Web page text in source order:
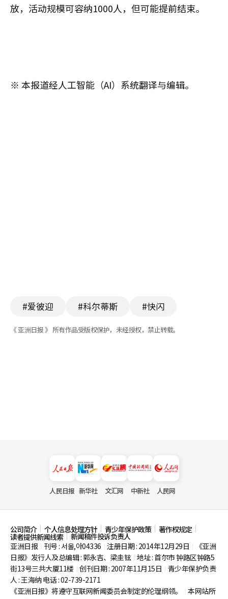
放，活动规模可容纳1000人，但可能提前结束。
※ 本报道经人工智能（AI）系统翻译与编辑。
#爱彼迎 #科尔蒂斯 #快闪
《 亚洲日报 》 所有作品受版权保护，未经授权，禁止转载。
人民日报 新华社 文汇网 中新社 人民网
公司简介 个人信息处理方针 青少年保护政策 著作权规定
读者提供新闻线索
新闻稿件投诉负责人
亚洲日报
刊号 : 서울,아04336 注册日期 : 2014年12月29日
《亚洲
日报》发行人及总编辑 : 郭永吉、梁圭铉 地址 : 首尔市钟路区钟路5
街13号三共大厦11楼 创刊日期 : 2007年11月15日
青少年保护负责
人 : 王海纳 电话 : 02-739-2171
《亚洲日报》将遵守互联网新闻委员会制定的伦理纲领。
本网站所